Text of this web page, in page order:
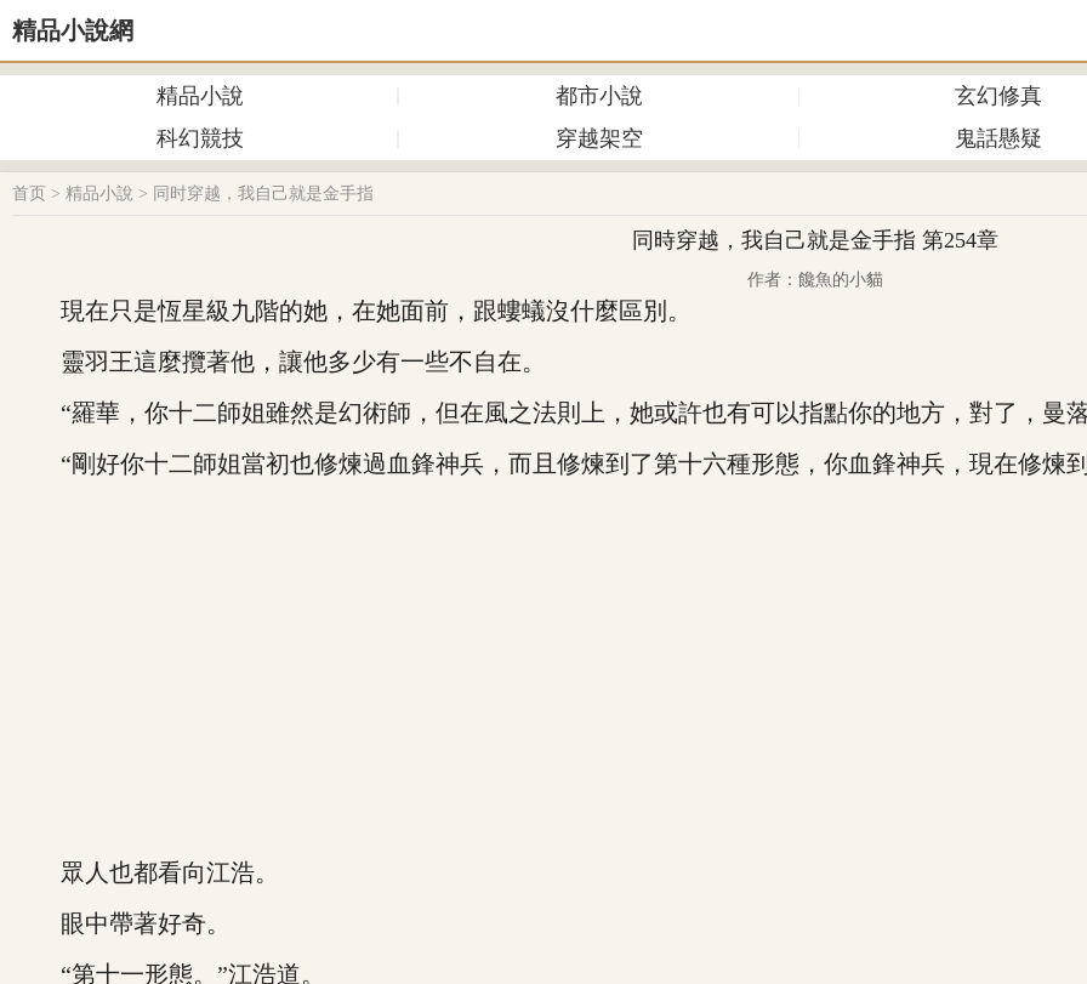
精品小說網
精品小說 都市小說 玄幻修真
科幻競技
穿越架空 鬼話懸疑
首页 > 精品小說 > 同时穿越，我自己就是金手指
同時穿越，我自己就是金手指 第254章
作者：饞魚的小貓
現在只是恆星級九階的她，在她面前，跟螻蟻沒什麼區別。
靈羽王這麼攬著他，讓他多少有一些不自在。
“羅華，你十二師姐雖然是幻術師，但在風之法則上，她或許也有可以指點你的地方，對了，曼
“剛好你十二師姐當初也修煉過血鋒神兵，而且修煉到了第十六種形態，你血鋒神兵，現在修煉到
眾人也都看向江浩。
眼中帶著好奇。
“第十一形態。”江浩道。